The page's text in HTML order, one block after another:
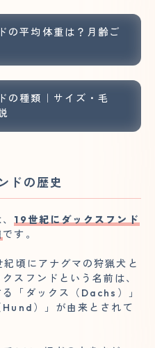
の平均体重は？月齢ご
の種類｜サイズ・毛
ドの歴史
19世紀にダックスフンド
です。
頃にアナグマの狩猟犬と
スフンドという名前は、
「ダックス（Dachs）」
）」が由来とされて